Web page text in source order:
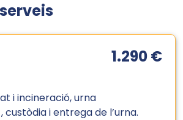
1.290 €
i incineració, urna
custòdia i entrega de l’urna.